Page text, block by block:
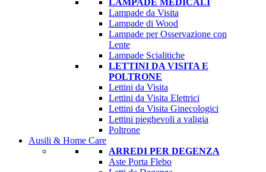
LAMPADE MEDICALI
Lampade da Visita
Lampade di Wood
Lampade per Osservazione con
Lente
Lampade Scialitiche
LETTINI DA VISITA E
POLTRONE
Lettini da Visita
Lettini da Visita Elettrici
Lettini da Visita Ginecologici
Lettini pieghevoli a valigia
Poltrone
Ausili & Home Care
ARREDI PER DEGENZA
Aste Porta Flebo